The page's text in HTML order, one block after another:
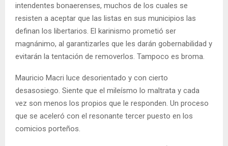
intendentes bonaerenses, muchos de los cuales se
resisten a aceptar que las listas en sus municipios las
definan los libertarios. El karinismo prometió ser
magnánimo, al garantizarles que les darán gobernabilidad y
evitarán la tentación de removerlos. Tampoco es broma.
Mauricio Macri luce desorientado y con cierto
desasosiego. Siente que el mileísmo lo maltrata y cada
vez son menos los propios que le responden. Un proceso
que se aceleró con el resonante tercer puesto en los
comicios porteños.